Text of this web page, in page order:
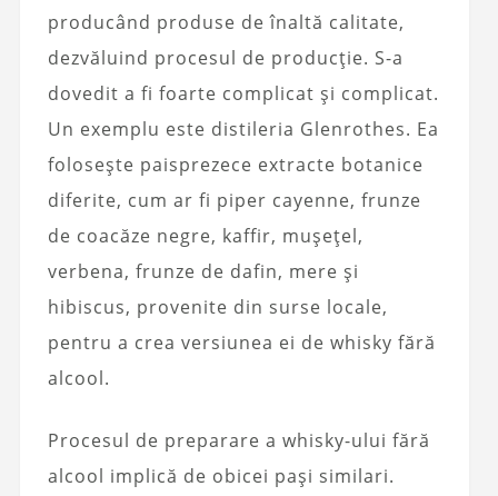
producând produse de înaltă calitate,
dezvăluind procesul de producție. S-a
dovedit a fi foarte complicat și complicat.
Un exemplu este distileria Glenrothes. Ea
folosește paisprezece extracte botanice
diferite, cum ar fi piper cayenne, frunze
de coacăze negre, kaffir, mușețel,
verbena, frunze de dafin, mere și
hibiscus, provenite din surse locale,
pentru a crea versiunea ei de whisky fără
alcool.
Procesul de preparare a whisky-ului fără
alcool implică de obicei pași similari.